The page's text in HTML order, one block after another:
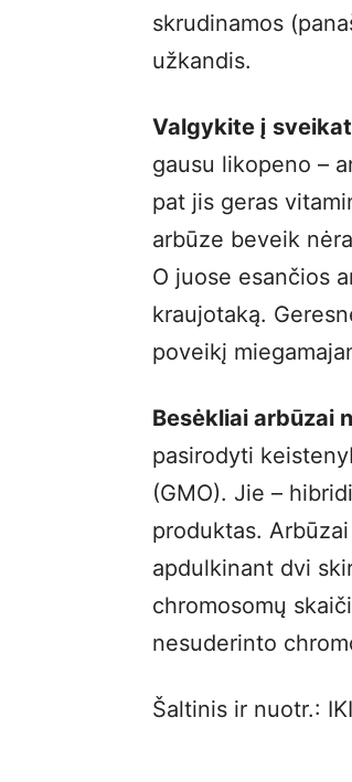
skrudinamos
užkandis.
Valgykite į
gausu likopeno –
pat jis geras
arbūze beveik
O juose esančios
kraujotaką.
poveikį
Besėkliai arbūzai
pasirodyti
(GMO). Jie –
produktas.
apdulkinant dvi
chromosomų
nesuderinto
Šaltinis ir nuotr.: